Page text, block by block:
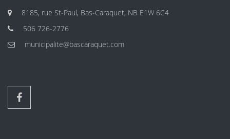
8185, rue St-Paul, Bas-Caraquet, NB E1W 6C4
506 726-2776
municipalite@bascaraquet.com